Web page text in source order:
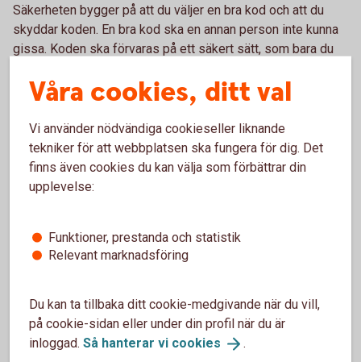
Säkerheten bygger på att du väljer en bra kod och att du
skyddar koden. En bra kod ska en annan person inte kunna
gissa. Koden ska förvaras på ett säkert sätt, som bara du
Vid anslutningstillfället väljer du en femsiffrig kod som du
använder för att identifiera dig när du ringer Kundcenter.
är du välkommen in på närmaste bankkontor.
Ring Kundcenter Privat på 0771-22 11 22 eller Företag
på 0771-33 44 33.
Våra cookies, ditt val
Vi använder nödvändiga cookieseller liknande
tekniker för att webbplatsen ska fungera för dig. Det
finns även cookies du kan välja som förbättrar din
upplevelse:
Funktioner, prestanda och statistik
Relevant marknadsföring
Du kan ta tillbaka ditt cookie-medgivande när du vill,
på cookie-sidan eller under din profil när du är
inloggad. Så hanterar vi cookies .